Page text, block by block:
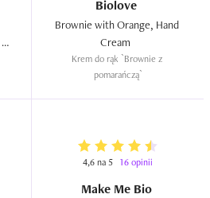
Biolove
Brownie with Orange, Hand
Krem do rąk `Brownie z
pomarańczą`
4,6 na 5 16 opinii
Make Me Bio